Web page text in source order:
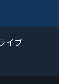
イブ